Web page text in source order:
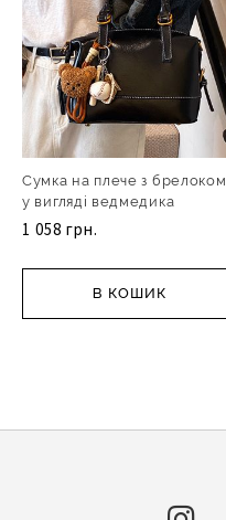
Сумка на плече з брелоком
у вигляді ведмедика
1 058 грн.
В КОШИК